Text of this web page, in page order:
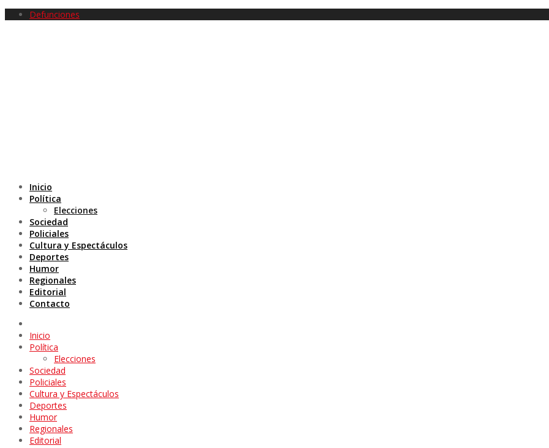
Defunciones
Inicio
Política
Elecciones
Sociedad
Policiales
Cultura y Espectáculos
Deportes
Humor
Regionales
Editorial
Contacto
Inicio
Política
Elecciones
Sociedad
Policiales
Cultura y Espectáculos
Deportes
Humor
Regionales
Editorial